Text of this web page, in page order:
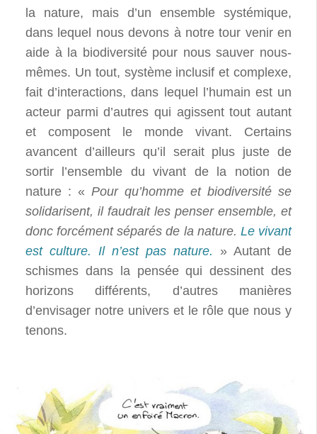
la nature, mais d’un ensemble systémique,
dans lequel nous devons à notre tour venir en
aide à la biodiversité pour nous sauver nous-
mêmes. Un tout, système inclusif et complexe,
fait d’interactions, dans lequel l’humain est un
acteur parmi d’autres qui agissent tout autant
et composent le monde vivant. Certains
avancent d’ailleurs qu’il serait plus juste de
sortir l’ensemble du vivant de la notion de
nature : « Pour qu’homme et biodiversité se
solidarisent, il faudrait les penser ensemble, et
donc forcément séparés de la nature. Le vivant
est culture. Il n’est pas nature. » Autant de
schismes dans la pensée qui dessinent des
horizons différents, d’autres manières
d’envisager notre univers et le rôle que nous y
tenons.